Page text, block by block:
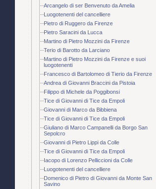
Arcangelo di ser Benvenuto da Amelia
Luogotenenti del cancelliere
Pietro di Ruggero da Firenze
Pietro Saracini da Lucca
Martino di Pietro Mozzini da Firenze
Terio di Barotto da Larciano
Martino di Pietro Mozzini da Firenze e suoi
luogotenenti
Francesco di Bartolomeo di Tierio da Firenze
Andrea di Giovanni Braccini da Pistoia
Filippo di Michele da Poggibonsi
Tice di Giovanni di Tice da Empoli
Giovanni di Marco da Bibbiena
Tice di Giovanni di Tice da Empoli
Giuliano di Marco Campanelli da Borgo San
Sepolcro
Giovanni di Pietro Lippi da Colle
Tice di Giovanni di Tice da Empoli
Iacopo di Lorenzo Pelliccioni da Colle
Luogotenenti del cancelliere
Domenico di Pietro di Giovanni da Monte San
Savino